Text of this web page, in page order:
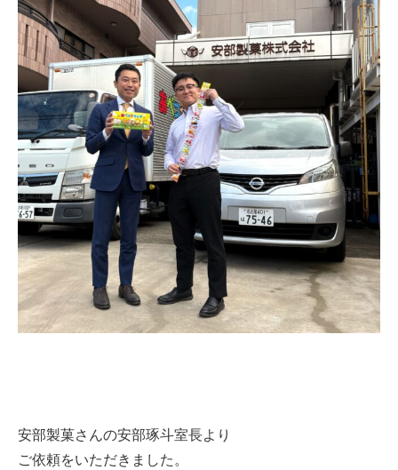
安部製菓さんの安部琢斗室長より
ご依頼をいただきました。